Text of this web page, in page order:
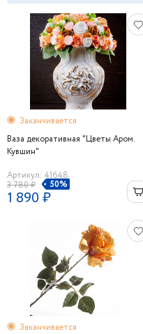
Заканчивается
Ваза декоративная "Цветы Аром.
Кувшин"
Артикул: 41648
3 780 ₽
50%
1 890 ₽
Заканчивается